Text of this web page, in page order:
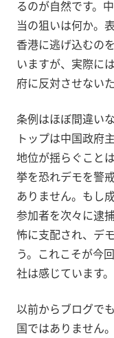
るのが自然です。
当の狙いは何か。
香港に逃げ込むの
いますが、実際に
府に反対させない
条例はほぼ間違い
トップは中国政府
地位が揺らぐこと
挙を恐れデモを警
ありません。もし
参加者を次々に逮
怖に支配され、デ
う。これこそが今
社は感じています。
以前からブログで
国ではありません